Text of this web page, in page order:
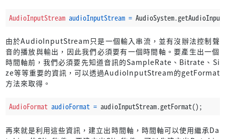
AudioInputStream audioInputStream =
由於AudioInputStream只是一個輸入串流，並有沒辦法控制聲
音的播放與輸出，因此我們必須要有一個時間軸。要產生出一個
時間軸前，我們必須要先知道音訊的SampleRate、Bitrate、Si
ze等等重要的資訊，可以透過AudioInputStream的getFormat
方法來取得。
AudioFormat audioFormat = audioInputStream.getFormat();
再來就是利用這些資訊，建立出時間軸，時間軸可以使用繼承Da